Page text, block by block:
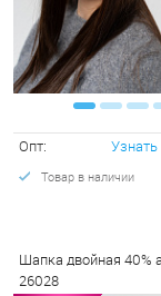
Опт: Узнать
Товар в наличии
Шапка двойная 40%
26028